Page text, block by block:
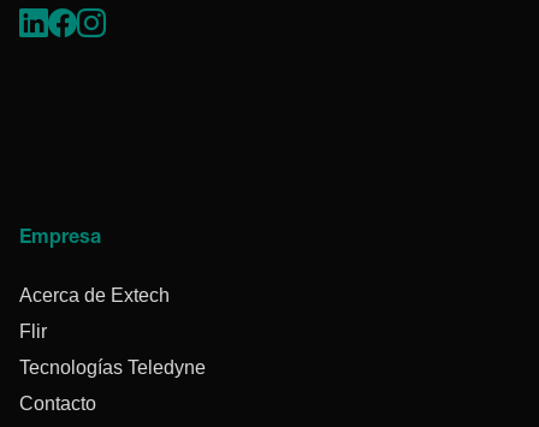
Empresa
Acerca de Extech
Flir
Tecnologías Teledyne
Contacto